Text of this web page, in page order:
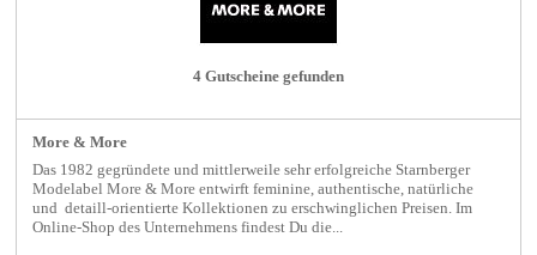
4 Gutscheine gefunden
More & More
Das 1982 gegründete und mittlerweile sehr erfolgreiche Starnberger
Modelabel More & More entwirft feminine, authentische, natürliche
und detaill-orientierte Kollektionen zu erschwinglichen Preisen. Im
Online-Shop des Unternehmens findest Du die...